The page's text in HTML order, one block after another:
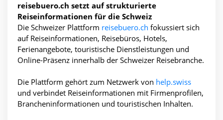
reisebuero.ch setzt auf strukturierte
Reiseinformationen für die Schweiz
Die Schweizer Plattform reisebuero.ch fokussiert sich
auf Reiseinformationen, Reisebüros, Hotels,
Ferienangebote, touristische Dienstleistungen und
Online-Präsenz innerhalb der Schweizer Reisebranche.
Die Plattform gehört zum Netzwerk von help.swiss
und verbindet Reiseinformationen mit Firmenprofilen,
Brancheninformationen und touristischen Inhalten.